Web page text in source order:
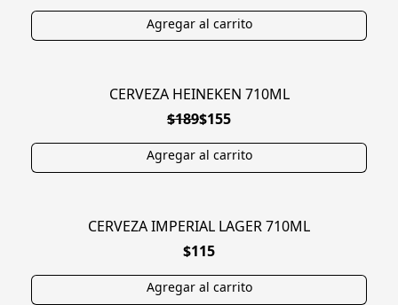
CERVEZA HEINEKEN 710ML
$189$155
CERVEZA IMPERIAL LAGER 710ML
$115